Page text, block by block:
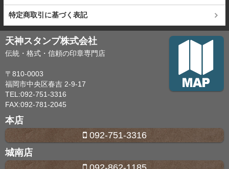
特定商取引に基づく表記
天神スタンプ株式会社
伝統・格式・信頼の印章専門店
〒810-0003
福岡市中央区春吉 2-9-17
TEL:092-751-3316
FAX:092-781-2045
本店
092-751-3316
城南店